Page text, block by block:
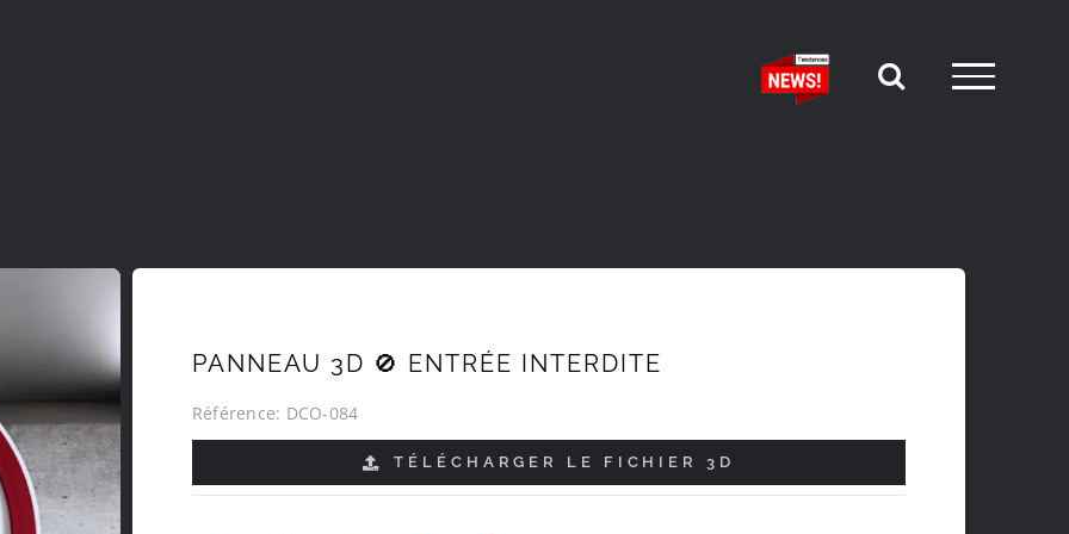
PANNEAU 3D 🚫 ENTRÉE INTERDITE
Référence: DCO-084
TÉLÉCHARGER LE FICHIER 3D